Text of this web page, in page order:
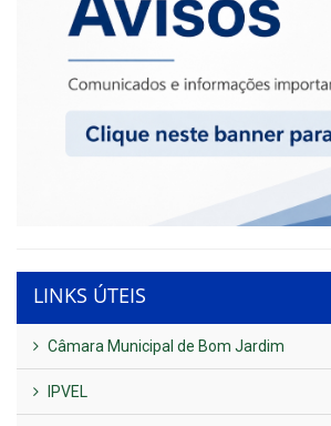
LINKS ÚTEIS
Câmara Municipal de Bom Jardim
IPVEL